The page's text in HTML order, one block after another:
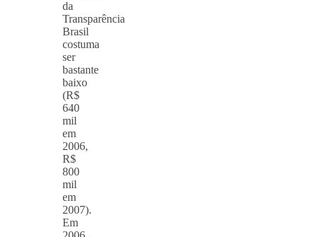
da
Transparência
Brasil
costuma
ser
bastante
baixo
(R$
640
mil
em
2006,
R$
800
mil
em
2007).
Em